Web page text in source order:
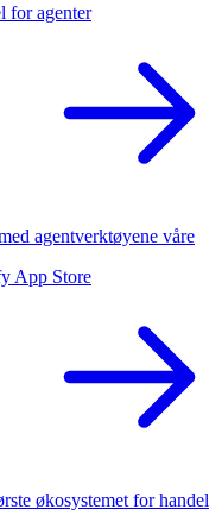
for agenter
agentverktøyene våre
App Store
økosystemet for handel